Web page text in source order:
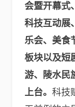
会暨开幕式
科技互动展
乐会、美食
板块以及短
游、陵水民
上台。 科技